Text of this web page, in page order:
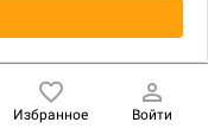
Избранное Войти